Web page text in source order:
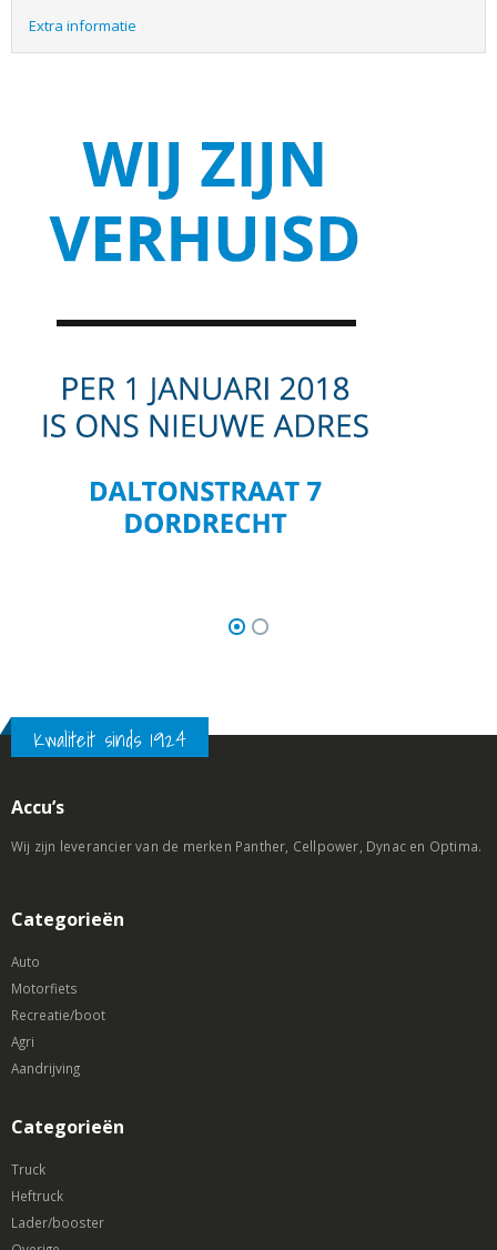
Extra informatie
Kwaliteit sinds 1924
Accu’s
Wij zijn leverancier van de merken Panther, Cellpower, Dynac en Optima.
Categorieën
Auto
Motorfiets
Recreatie/boot
Agri
Aandrijving
Categorieën
Truck
Heftruck
Lader/booster